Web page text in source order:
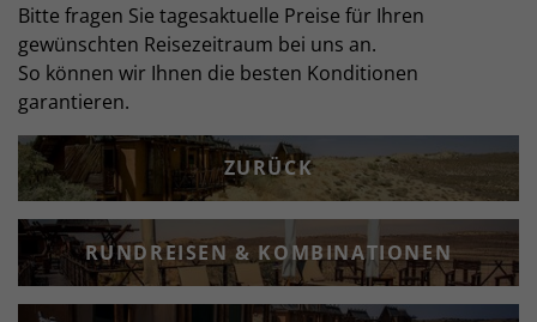
Bitte fragen Sie tagesaktuelle Preise für Ihren
gewünschten Reisezeitraum bei uns an.
So können wir Ihnen die besten Konditionen
garantieren.
ZURÜCK
RUNDREISEN & KOMBINATIONEN